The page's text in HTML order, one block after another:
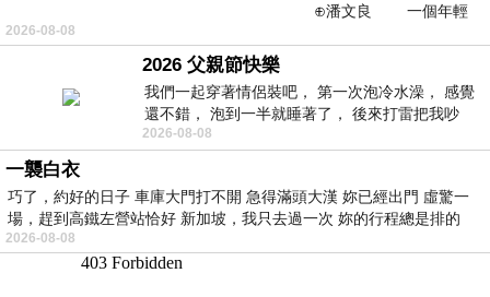
⊕潘文良 一個年輕
的墨客，在京城的古玩肆裡
2026-08-08
2026 父親節快樂
我們一起穿著情侶裝吧， 第一次泡冷水澡， 感覺
還不錯， 泡到一半就睡著了， 後來打雷把我吵
醒， 手
2026-08-08
一襲白衣
巧了，約好的日子 車庫大門打不開 急得滿頭大漢 妳已經出門 虛驚一
場，趕到高鐵左營站恰好 新加坡，我只去過一次 妳的行程總是排的
2026-08-08